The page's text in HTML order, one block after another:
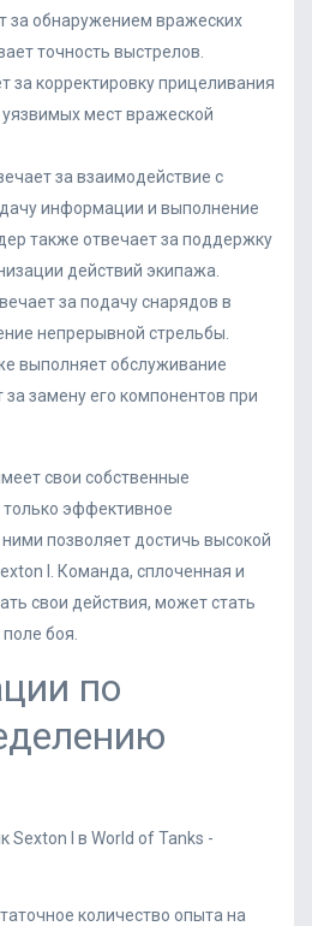
за обнаружением вражеских
точность выстрелов.
за корректировку прицеливания
мест вражеской
за взаимодействие с
информации и выполнение
также отвечает за поддержку
действий экипажа.
за подачу снарядов в
непрерывной стрельбы.
выполняет обслуживание
за замену его компонентов при
свои собственные
только эффективное
позволяет достичь высокой
I. Команда, сплоченная и
свои действия, может стать
боя.
по
количество опыта на